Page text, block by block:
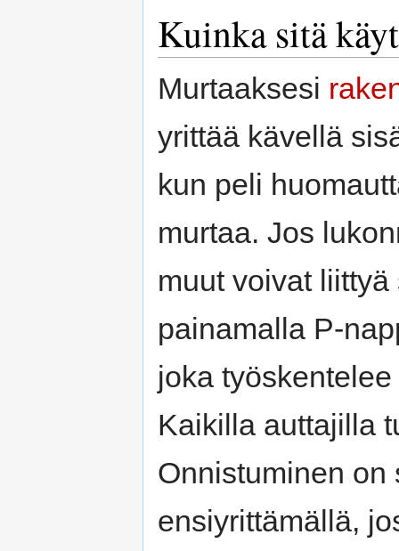
Kuinka sitä
Murtaaksesi
yrittää kävellä
kun peli
murtaa. Jos
muut voivat
painamalla P-
joka
Kaikilla auttajilla
Onnistuminen on
ensiyrittämällä,